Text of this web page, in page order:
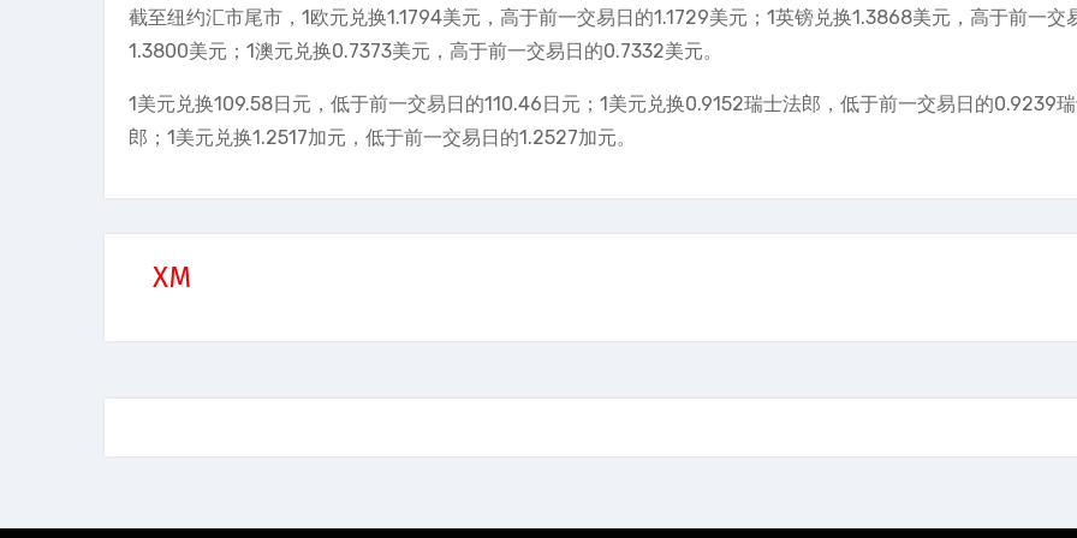
截至纽约汇市尾市，1欧元兑换1.1794美元，高于前一交易日的1.1729美元；1英镑兑换1.3868美元，高于前一交
1.3800美元；1澳元兑换0.7373美元，高于前一交易日的0.7332美元。
1美元兑换109.58日元，低于前一交易日的110.46日元；1美元兑换0.9152瑞士法郎，低于前一交易日的0.9239
郎；1美元兑换1.2517加元，低于前一交易日的1.2527加元。
XM